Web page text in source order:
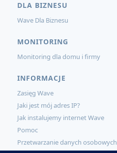
DLA BIZNESU
Wave Dla Biznesu
MONITORING
Monitoring dla domu i firmy
INFORMACJE
Zasięg Wave
Jaki jest mój adres IP?
Jak instalujemy internet Wave
Pomoc
Przetwarzanie danych osobowych